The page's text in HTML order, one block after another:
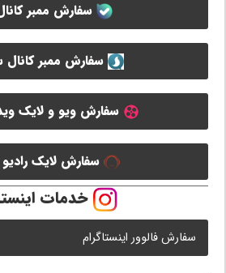
سفارش ممبر
سفارش ممبر
سفارش ویو و لایک
سفارش لایک
خدمات
سفارش فالوور اینستاگرام